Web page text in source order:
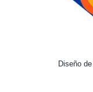
Diseño